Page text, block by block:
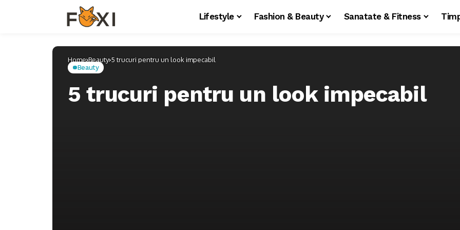
Lifestyle Fashion & Beauty Sanatate & Fitness
Home Beauty 5 trucuri pentru un look impecabil
Beauty
5 trucuri pentru un look impecabil